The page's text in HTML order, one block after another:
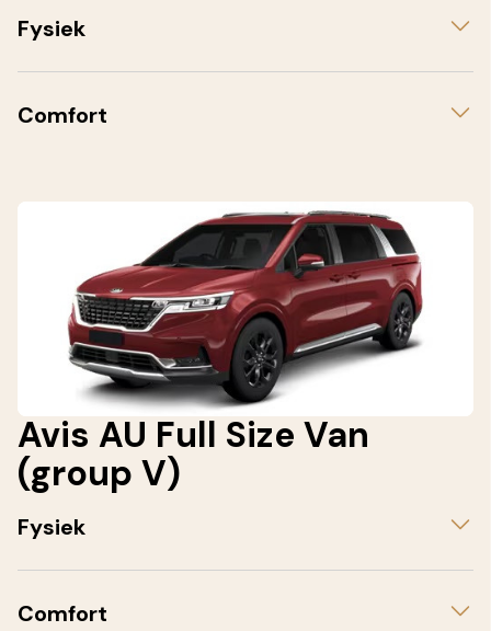
Fysiek
Comfort
Avis AU Full Size Van
(group V)
Fysiek
Comfort